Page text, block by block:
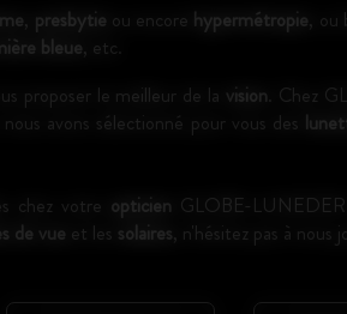
, presbytie ou encore hypermétropie, ou
bleue , etc.
proposer le meilleur de la vision . Chez
avons sélectionné pour vous des
chez votre opticien GLOBE-
de vue et les solaires, n'hésitez pas à nous